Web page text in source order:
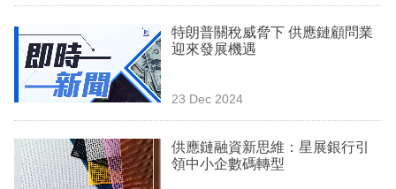
時
事
欄
訂
特朗普關稅威脅下 供應鏈顧問業
迎來發展機遇
23 Dec 2024
供應鏈融資新思維：星展銀行引
領中小企數碼轉型